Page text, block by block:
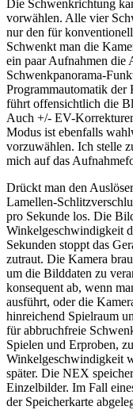
Die Schwenkrichtung
vorwählen. Alle vier
nur den für
Schwenkt man die
ein paar Aufnahmen die
Schwenkpanorama-
Programmautomatik der
führt offensichtlich die
Auch +/- EV-
Modus ist ebenfalls
vorzuwählen. Ich stelle
mich auf das
Drückt man den
Lamellen-
pro Sekunde los. Die
Winkelgeschwindigkeit
Sekunden stoppt das
zutraut. Die Kamera
um die Bilddaten zu
konsequent ab, wenn
ausführt, oder die
hinreichend Spielraum
für abbruchfreie
Spielen und Erproben,
Winkelgeschwindigkeit
später. Die NEX
Einzelbilder. Im Fall
der Speicherkarte